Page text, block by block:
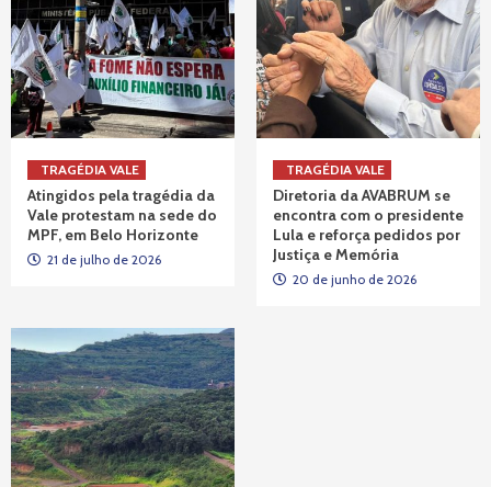
TRAGÉDIA VALE
Atingidos pela tragédia da
Vale protestam na sede do
MPF, em Belo Horizonte
21 de julho de 2026
TRAGÉDIA VALE
Diretoria da AVABRUM se
encontra com o presidente
Lula e reforça pedidos por
Justiça e Memória
20 de junho de 2026